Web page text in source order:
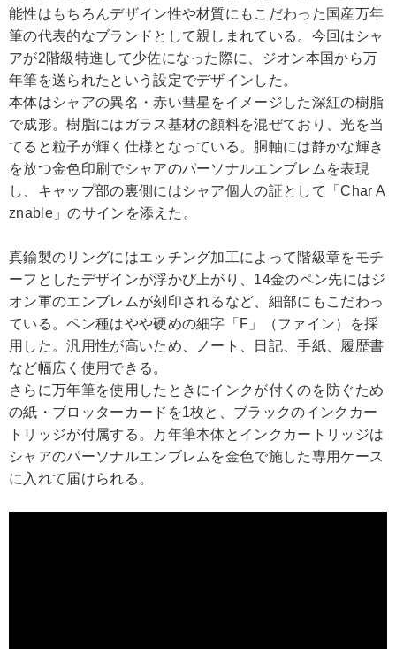
能性はもちろんデザイン性や材質にもこだわった国産万年
筆の代表的なブランドとして親しまれている。今回はシャ
アが2階級特進して少佐になった際に、ジオン本国から万
年筆を送られたという設定でデザインした。
本体はシャアの異名・赤い彗星をイメージした深紅の樹脂
で成形。樹脂にはガラス基材の顔料を混ぜており、光を当
てると粒子が輝く仕様となっている。胴軸には静かな輝き
を放つ金色印刷でシャアのパーソナルエンブレムを表現
し、キャップ部の裏側にはシャア個人の証として「Char A
znable」のサインを添えた。
真鍮製のリングにはエッチング加工によって階級章をモチ
ーフとしたデザインが浮かび上がり、14金のペン先にはジ
オン軍のエンブレムが刻印されるなど、細部にもこだわっ
ている。ペン種はやや硬めの細字「F」（ファイン）を採
用した。汎用性が高いため、ノート、日記、手紙、履歴書
など幅広く使用できる。
さらに万年筆を使用したときにインクが付くのを防ぐため
の紙・ブロッターカードを1枚と、ブラックのインクカー
トリッジが付属する。万年筆本体とインクカートリッジは
シャアのパーソナルエンブレムを金色で施した専用ケース
に入れて届けられる。